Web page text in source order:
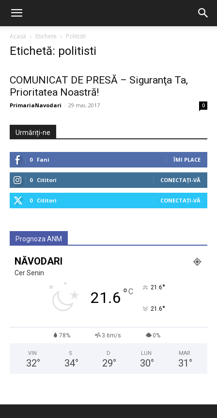
Acasă Etichete Politisti
Etichetă: politisti
COMUNICAT DE PRESĂ – Siguranţa Ta,
Prioritatea Noastră!
PrimariaNavodari - 29 mai, 2017 0
Urmăriți-ne
0 Fani ÎMI PLACE
0 Cititori CONECTAȚI-VĂ
0 Cititori CONECTAȚI-VĂ
Prognoza ANM
NĂVODARI
Cer Senin
21.6 °C 21.6°
21.6°
78% 3.6m/s 0%
VIN
32°
S
34°
D
29°
LUN
30°
MAR
31 °